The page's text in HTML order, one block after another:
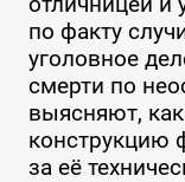
по факту
уголовное
смерти по
выясняют,
конструкцию
за её